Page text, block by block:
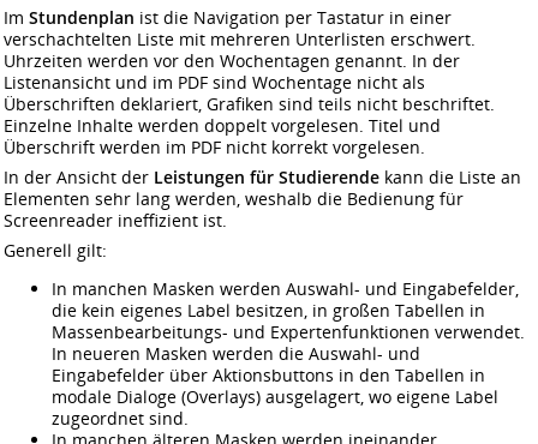
Im Stundenplan ist die Navigation per Tastatur in einer
verschachtelten Liste mit mehreren Unterlisten erschwert.
Uhrzeiten werden vor den Wochentagen genannt. In der
Listenansicht und im PDF sind Wochentage nicht als
Überschriften deklariert, Grafiken sind teils nicht beschriftet.
Einzelne Inhalte werden doppelt vorgelesen. Titel und
Überschrift werden im PDF nicht korrekt vorgelesen.
In der Ansicht der Leistungen für Studierende kann die Liste an
Elementen sehr lang werden, weshalb die Bedienung für
Screenreader ineffizient ist.
Generell gilt:
In manchen Masken werden Auswahl- und Eingabefelder,
die kein eigenes Label besitzen, in großen Tabellen in
Massenbearbeitungs- und Expertenfunktionen verwendet.
In neueren Masken werden die Auswahl- und
Eingabefelder über Aktionsbuttons in den Tabellen in
modale Dialoge (Overlays) ausgelagert, wo eigene Label
zugeordnet sind.